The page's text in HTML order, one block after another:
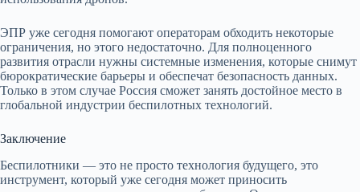
ЭПР уже сегодня помогают операторам обходить некоторые
ограничения, но этого недостаточно. Для полноценного
развития отрасли нужны системные изменения, которые снимут
бюрократические барьеры и обеспечат безопасность данных.
Только в этом случае Россия сможет занять достойное место в
глобальной индустрии беспилотных технологий.
Заключение
Беспилотники — это не просто технология будущего, это
инструмент, который уже сегодня может приносить